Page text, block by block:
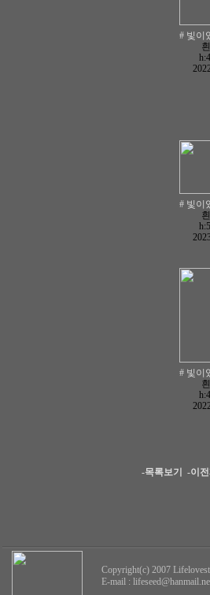
# 빛이
# 빛이
# 빛이
-목록보기 -이전
Copyright(c) 2007
E-mail :